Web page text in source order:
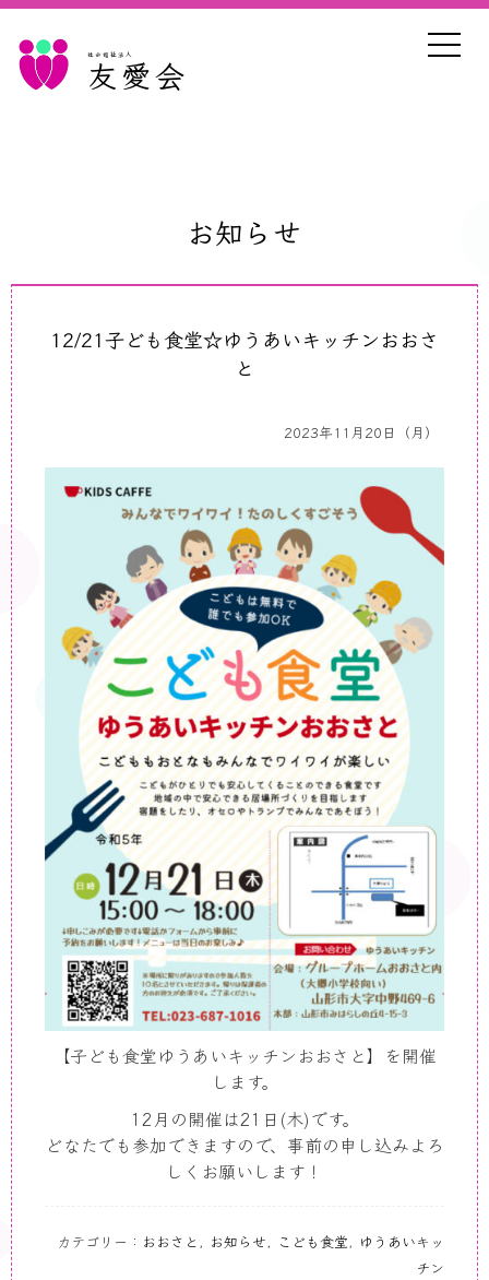
社会福祉法人
友愛会
お知らせ
12/21子ども食堂☆ゆうあいキッチンおおさ
と
2023年11月20日（月）
【子ども食堂ゆうあいキッチンおおさと】を開催
します。
12月の開催は21日(木)です。
どなたでも参加できますので、事前の申し込みよろ
しくお願いします！
カテゴリー： おおさと, お知らせ, こども食堂, ゆうあいキッ
チン